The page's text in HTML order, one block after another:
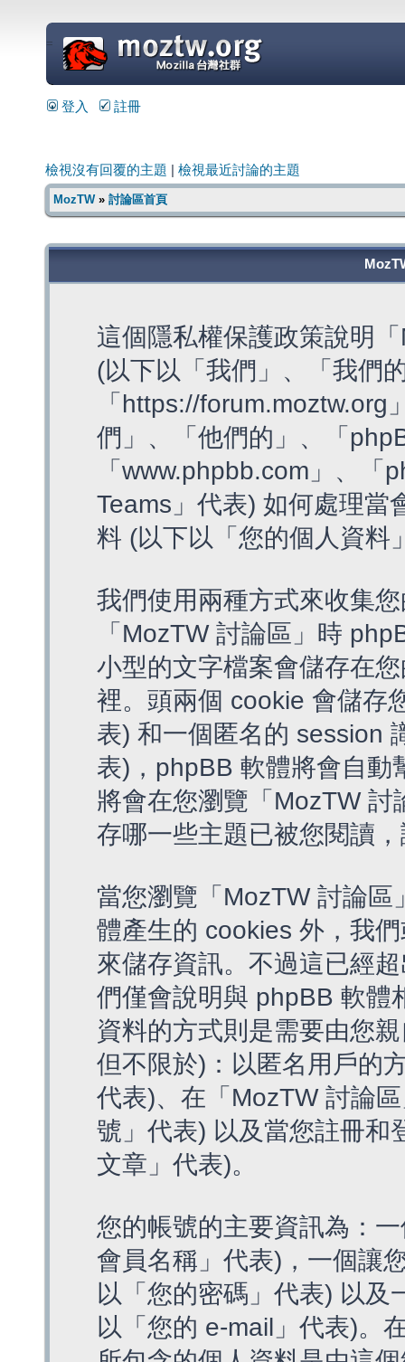
=
登入 註冊
檢視沒有回覆的主題 檢視最近討論的主題
MozTW» 討論區首頁
這個隱私權保護政策說明
(以下以「我們」、「我們
「https://
們」、「他們的」、「
「www.phpbb.com」、
Teams」代表) 如何處理當
料 (以下以「您的個人資料
我們使用兩種方式來收集
「MozTW 討論區」時
小型的文字檔案會儲存在
裡。頭兩個 cookie 會儲存
表) 和一個匿名的 session
表)，phpBB 軟體將會自動
將會在您瀏覽「MozTW
存哪一些主題已被您閱讀
當您瀏覽「MozTW 討論
體產生的 cookies 外，我
來儲存資訊。不過這已經
們僅會說明與 phpBB 軟體
資料的方式則是需要由您
但不限於)：以匿名用戶的
代表)、在「MozTW 討論
號」代表) 以及當您註冊和
文章」代表)。
您的帳號的主要資訊為：
會員名稱」代表)，一個讓
以「您的密碼」代表) 以及
以「您的 e-mail」代表)。